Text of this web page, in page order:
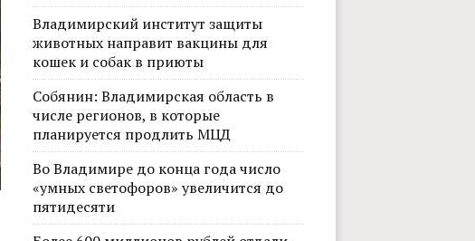
Владимирский институт защиты
животных направит вакцины для
кошек и собак в приюты
Собянин: Владимирская область в
числе регионов, в которые
планируется продлить МЦД
Во Владимире до конца года число
«умных светофоров» увеличится до
пятидесяти